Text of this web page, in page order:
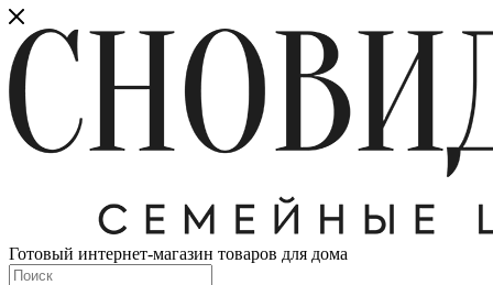
Готовый интернет-магазин товаров для дома